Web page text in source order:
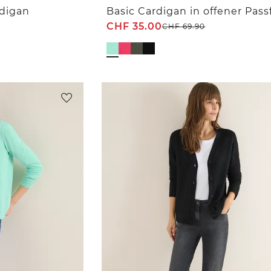
Basic Cardigan in offener
CHF 35.00CHF69.90